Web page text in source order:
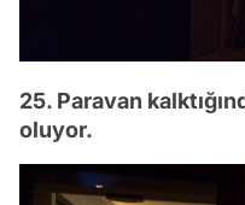
25. Paravan
oluyor.